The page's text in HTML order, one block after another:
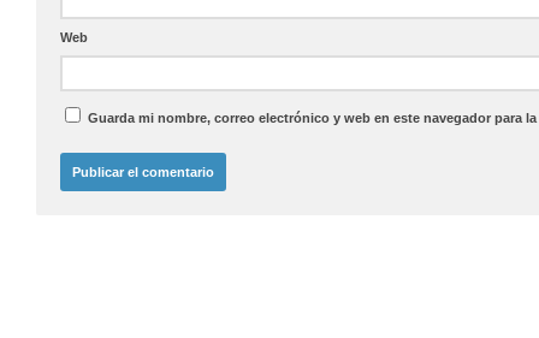
Web
Guarda mi nombre, correo electrónico y web en este navegador para